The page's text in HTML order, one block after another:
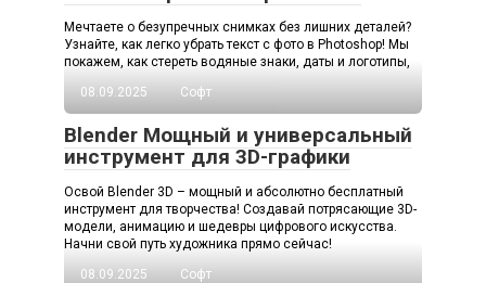
Мечтаете о безупречных снимках без лишних деталей?
Узнайте, как легко убрать текст с фото в Photoshop! Мы
покажем, как стереть водяные знаки, даты и логотипы,
08.09.2025
Софт
Blender Мощный и универсальный
инструмент для 3D-графики
Освой Blender 3D – мощный и абсолютно бесплатный
инструмент для творчества! Создавай потрясающие 3D-
модели, анимацию и шедевры цифрового искусства.
Начни свой путь художника прямо сейчас!
08.09.2025
Софт